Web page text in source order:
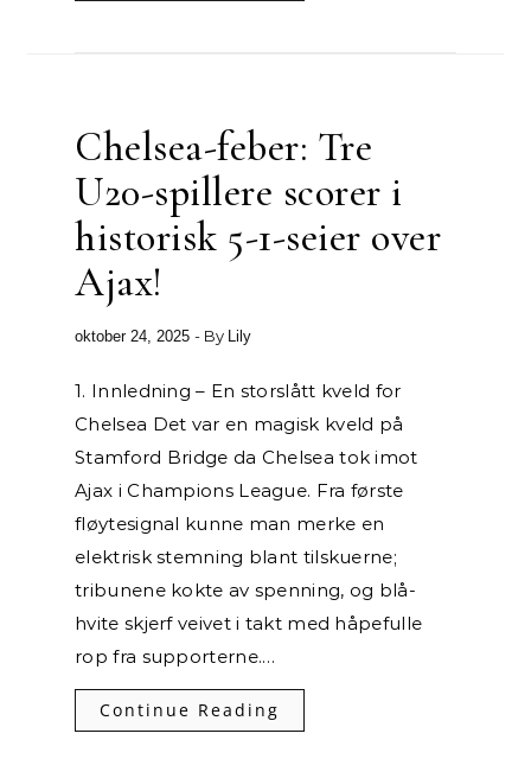
Chelsea-feber: Tre
U20-spillere scorer i
historisk 5-1-seier over
Ajax!
oktober 24, 2025 - By Lily
1. Innledning – En storslått kveld for
Chelsea Det var en magisk kveld på
Stamford Bridge da Chelsea tok imot
Ajax i Champions League. Fra første
fløytesignal kunne man merke en
elektrisk stemning blant tilskuerne;
tribunene kokte av spenning, og blå-
hvite skjerf veivet i takt med håpefulle
rop fra supporterne.…
Continue Reading